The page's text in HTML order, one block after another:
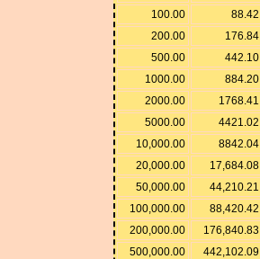
100.00
88.42
200.00
176.84
500.00
442.10
1000.00
884.20
2000.00
1768.41
5000.00
4421.02
10,000.00
8842.04
20,000.00
17,684.08
50,000.00
44,210.21
100,000.00
88,420.42
200,000.00
176,840.83
500,000.00
442,102.09